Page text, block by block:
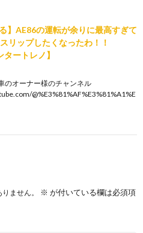
】AE86の運転が余りに最高すぎて
リップしたくなったわ！！
タートレノ】
のオーナー様のチャンネル
@%E3%81%AF%E3%81%A1%E
ません。 ※ が付いている欄は必須項